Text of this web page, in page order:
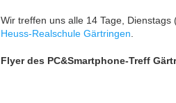
Wir treffen uns alle 14 Tage,
Heuss-Realschule Gärtringen.
Flyer des PC&Smartphone-Treff